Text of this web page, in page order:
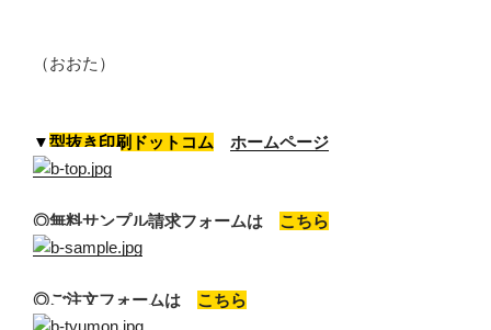
（おおた）
▼型抜き印刷ドットコム ホームページ
◎無料サンプル請求フォームは こちら
◎ご注文フォームは こちら